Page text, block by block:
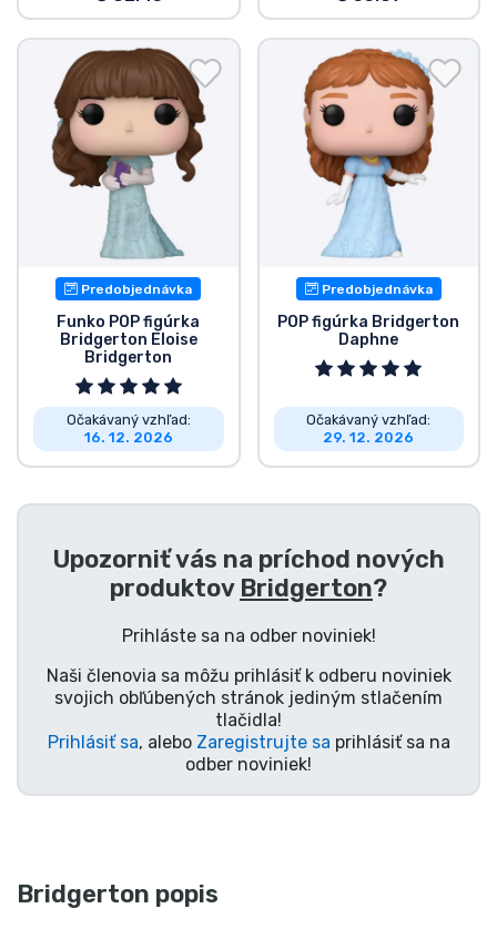
Predobjednávka
Funko POP figúrka
Bridgerton Eloise
Bridgerton
Očakávaný vzhľad:
16. 12. 2026
Predobjednávka
POP figúrka Bridgerton
Daphne
Očakávaný vzhľad:
29. 12. 2026
Upozorniť vás na príchod nových
produktov Bridgerton?
Prihláste sa na odber noviniek!
Naši členovia sa môžu prihlásiť k odberu noviniek
svojich obľúbených stránok jediným stlačením
tlačidla!
Prihlásiť sa, alebo Zaregistrujte sa prihlásiť sa na
odber noviniek!
Bridgerton popis